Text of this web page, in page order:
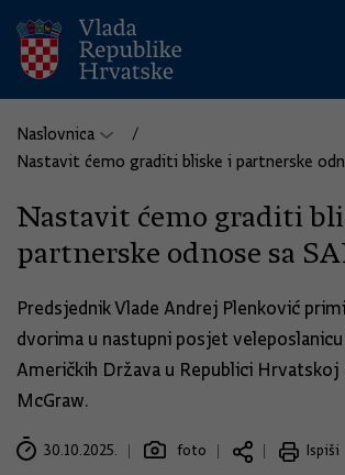
Naslovnica
Nastavit ćemo graditi bliske i partnerske
Nastavit ćemo graditi
partnerske odnose sa
Predsjednik Vlade Andrej Plenković
dvorima u nastupni posjet
Američkih Država u Republici Hrvatskoj
McGraw.
30.10.2025. foto
Ispiši